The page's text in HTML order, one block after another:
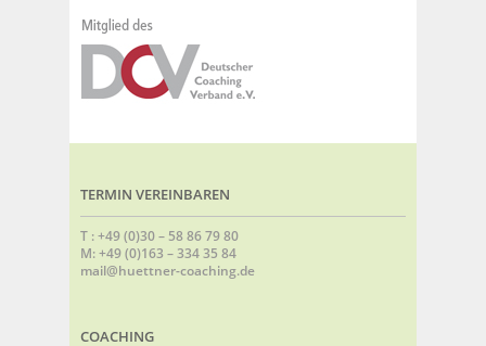
TERMIN VEREINBAREN
T : +49 (0)30 – 58 86 79 80
M: +49 (0)163 – 334 35 84
mail@huettner-coaching.de
COACHING